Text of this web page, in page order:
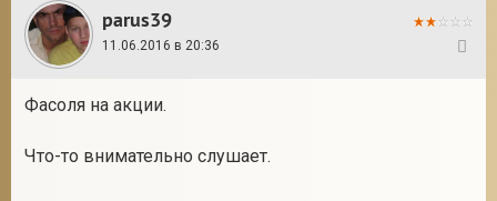
parus39
11.06.2016 в 20:36
Фасоля на акции.
Что-то внимательно слушает.